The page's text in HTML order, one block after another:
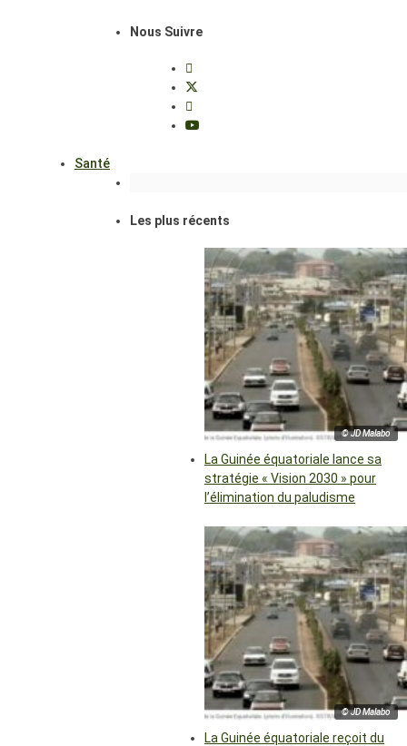
Nous Suivre
Santé
Les plus récents
© JD Malabo
La Guinée équatoriale lance sa
stratégie « Vision 2030 » pour
l’élimination du paludisme
© JD Malabo
La Guinée équatoriale reçoit du